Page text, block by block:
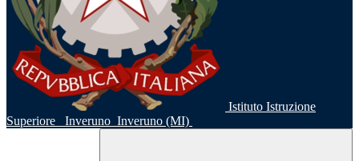
Istituto Istruzione
Superiore
Inveruno Inveruno (MI)